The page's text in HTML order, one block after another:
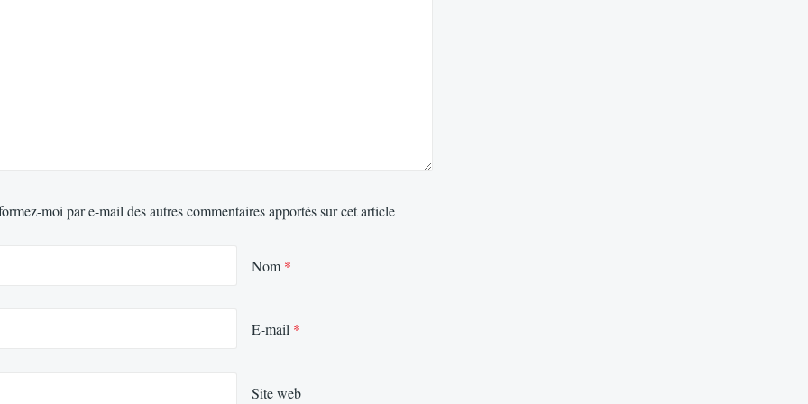
moi par e-mail des autres commentaires apportés sur cet article
Nom *
E-mail *
Site web